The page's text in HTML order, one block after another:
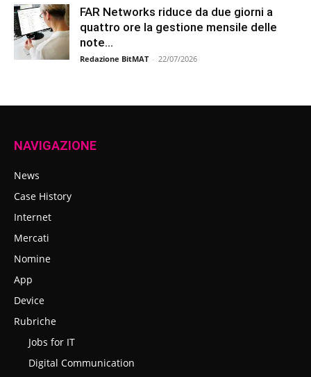
FAR Networks riduce da due giorni a
quattro ore la gestione mensile delle
note...
Redazione BitMAT - 22/07/2026
NAVIGAZIONE
News
Case History
Internet
Mercati
Nomine
App
Device
Rubriche
Jobs for IT
Digital Communication